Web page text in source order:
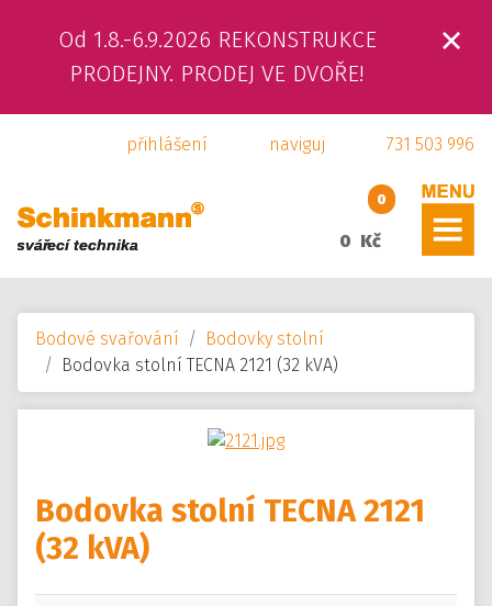
Od 1.8.-6.9.2026 REKONSTRUKCE
PRODEJNY. PRODEJ VE DVOŘE!
731 503 996
naviguj
přihlášení
0
0 Kč
ÚVOD
KAMENNÁ PRODEJNA
KONTAKTY
E-SHOP
Bodové svařování
Bodovky stolní
Bodovka stolní TECNA 2121 (32 kVA)
Bodovka stolní TECNA 2121
(32 kVA)